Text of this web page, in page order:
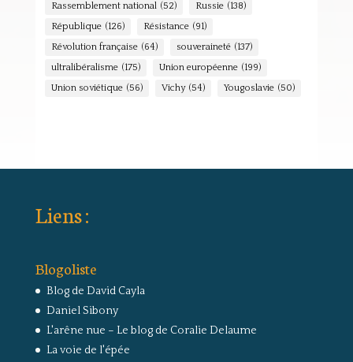
Rassemblement national (52) Russie (138)
République (126) Résistance (91)
Révolution française (64) souveraineté (137)
ultralibéralisme (175) Union européenne (199)
Union soviétique (56) Vichy (54) Yougoslavie (50)
Liens :
Blogoliste
Blog de David Cayla
Daniel Sibony
L'arêne nue – Le blog de Coralie Delaume
La voie de l'épée